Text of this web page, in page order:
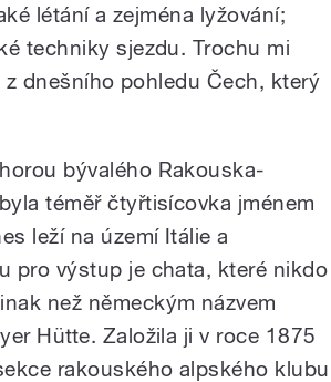
létání a zejména lyžování;
techniky sjezdu. Trochu mi
dnešního pohledu Čech, který
bývalého Rakouska-
téměř čtyřtisícovka jménem
leží na území Itálie a
pro výstup je chata, které nikdo
než německým názvem
Hütte. Založila ji v roce 1875
rakouského alpského klubu